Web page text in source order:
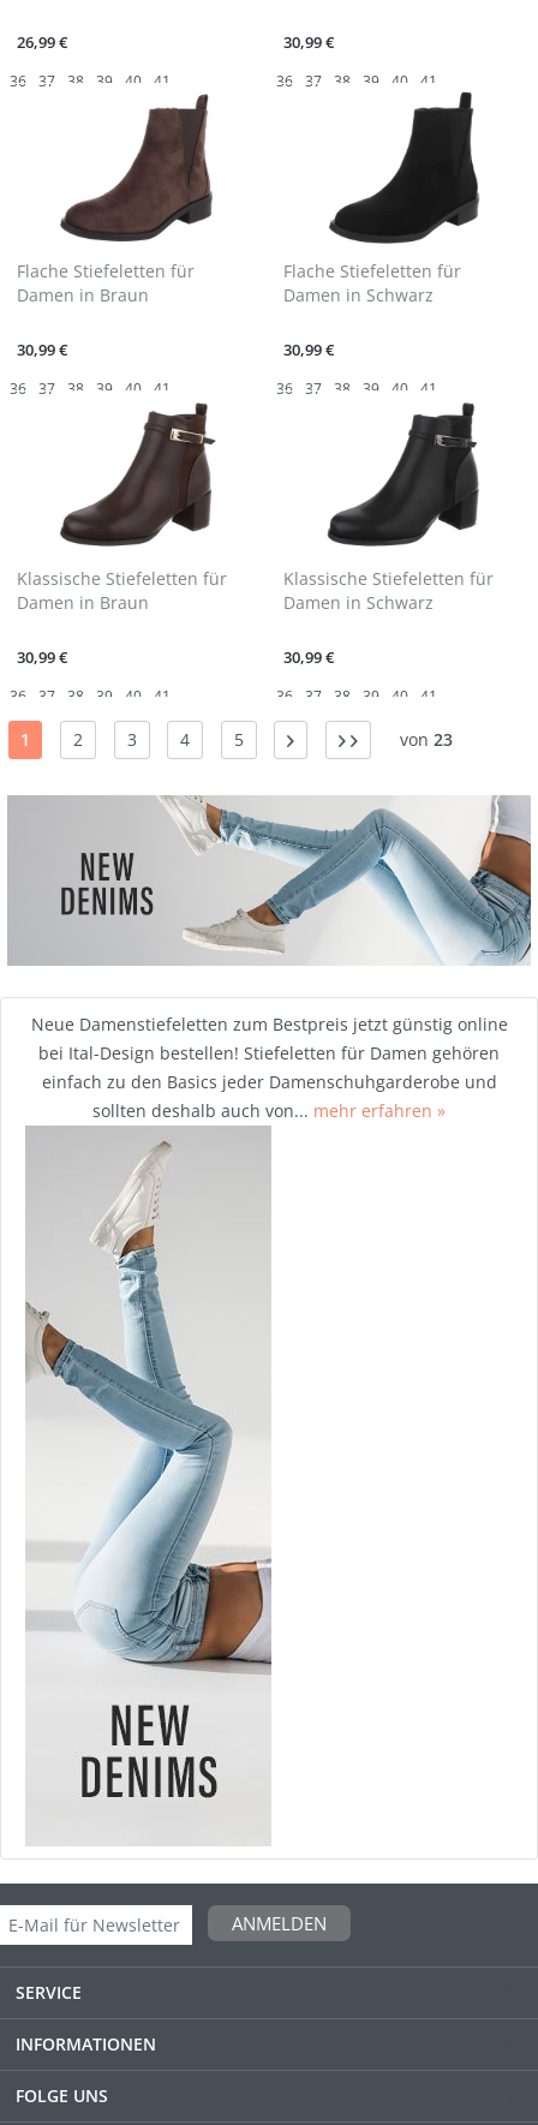
26,99 €
36 37 38 39 40 41
30,99 €
36 37 38 39 40 41
Flache Stiefeletten für
Damen in Braun
30,99 €
36 37 38 39 40 41
Flache Stiefeletten für
Damen in Schwarz
30,99 €
36 37 38 39 40 41
Klassische Stiefeletten für
Damen in Braun
30,99 €
36 37 38 39 40 41
Klassische Stiefeletten für
Damen in Schwarz
30,99 €
36 37 38 39 40 41
1 2 3 4 5 von 23
Neue Damenstiefeletten zum Bestpreis jetzt günstig online
bei Ital-Design bestellen! Stiefeletten für Damen gehören
einfach zu den Basics jeder Damenschuhgarderobe und
sollten deshalb auch von... mehr erfahren »
ANMELDEN
SERVICE
INFORMATIONEN
FOLGE UNS